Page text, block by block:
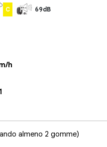
C 69dB
h
almeno 2 gomme)